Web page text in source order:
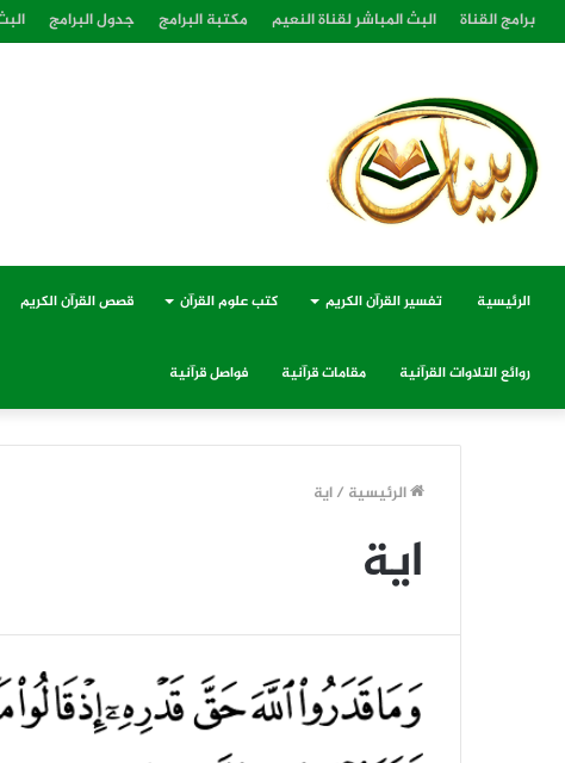
برامج القناة البث المباشر لقناة النعيم مكتبة البرامج جدول البرامج
الرئيسية تفسير القرآن الكريم كتب علوم القرآن قصص القرآن الكريم
روائع التلاوات القرآنية مقامات قرآنية فواصل قرآنية
الرئيسية /اية
اية